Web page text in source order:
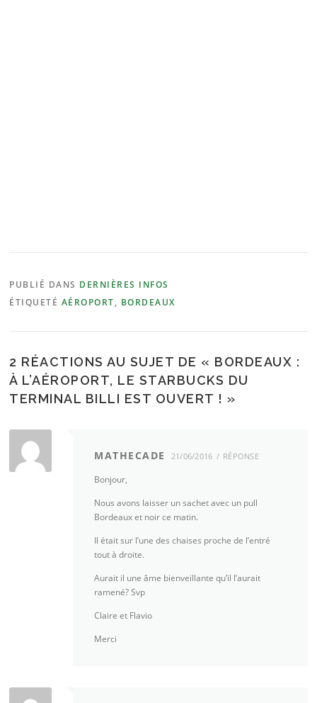
PUBLIÉ DANS DERNIÈRES INFOS
ÉTIQUETÉ AÉROPORT, BORDEAUX
2 RÉACTIONS AU SUJET DE « BORDEAUX :
À L’AÉROPORT, LE STARBUCKS DU
TERMINAL BILLI EST OUVERT ! »
MATHECADE 21/06/2016 RÉPONSE
Bonjour,
Nous avons laisser un sachet avec un pull
Bordeaux et noir ce matin.
Il était sur l’une des chaises proche de l’entré
tout à droite.
Aurait il une âme bienveillante qu’il l’aurait
ramené? Svp
Claire et Flavio
Merci